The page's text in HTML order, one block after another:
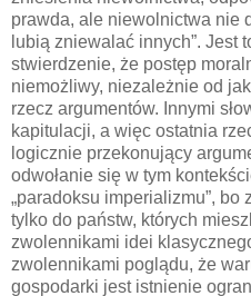
prawda, ale niewolnictwa nie
lubią zniewalać innych”. Jest
stwierdzenie, że postęp
niemożliwy, niezależnie od
rzecz argumentów. Innymi
kapitulacji, a więc ostatnia
logicznie przekonujący
odwołanie się w tym
„paradoksu imperializmu”,
tylko do państw, których
zwolennikami idei
zwolennikami poglądu, że
gospodarki jest istnienie